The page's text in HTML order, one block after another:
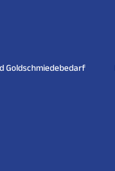
Goldschmiedebedarf